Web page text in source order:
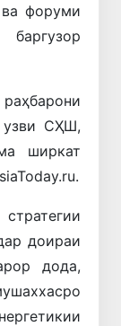
форуми
узви СҲШ,
ширкат
доираи
дода,